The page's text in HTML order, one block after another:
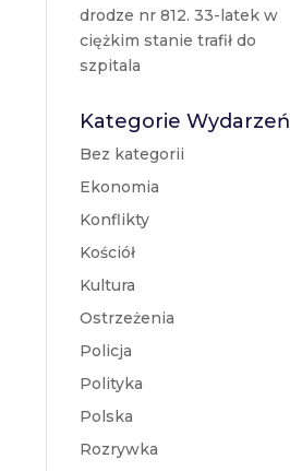
drodze nr 812. 33-latek w
ciężkim stanie trafił do
szpitala
Kategorie Wydarzeń
Bez kategorii
Ekonomia
Konflikty
Kościół
Kultura
Ostrzeżenia
Policja
Polityka
Polska
Rozrywka